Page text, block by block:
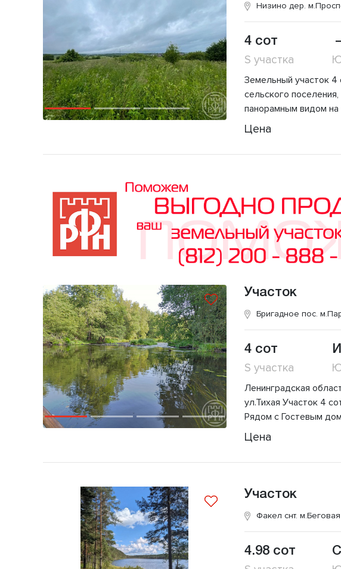
Низино дер.
4 сот
S участка
Земельный участок 4
сельского
панорамным видом
Цена
Участок
Бригадное пос.
4 сот
S участка
Ленинградская
ул.Тихая Участок 4
Рядом с Гостевым
Цена
Участок
Факел снт. м.Беговая
4.98 сот